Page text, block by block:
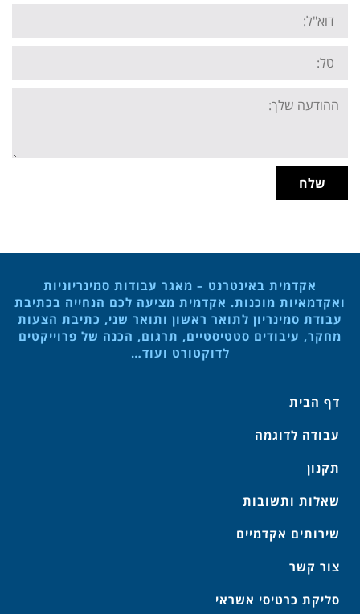
Email:
Tel:
Your
message:
שלח
אקדמית באינטרנט – מאגר עבודות סמינריוניות
ואקדמאיות מוכנות. אקדמית מציעה לכם הנחייה בכתיבת
עבודת סמינריון לתואר ראשון ותואר שני, כתיבת הצעות
מחקר, עיבודים סטטיסטיים, תרגום, הכנה של פרוייקטים
לדוקטורט ועוד…
דף הבית
עבודה לדוגמה
תקנון
שאלות ותשובות
שירותים אקדמיים
צור קשר
סליקת כרטיסי אשראי